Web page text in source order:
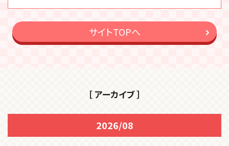
サイトTOPへ
［ アーカイブ ］
2026/08